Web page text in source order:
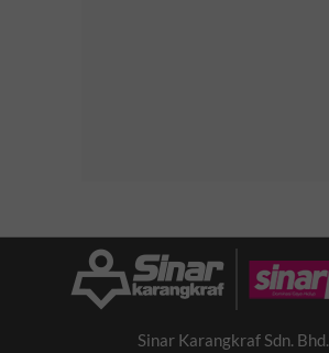
Sinar Karangkraf Sdn. Bhd.